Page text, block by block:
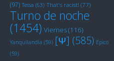
(97) Tessa (63) That's racist! (77)
Turno de noche
(1454) Viernes(116)
Yanquilandia (59) [Ψ] (585) Épico
(59)